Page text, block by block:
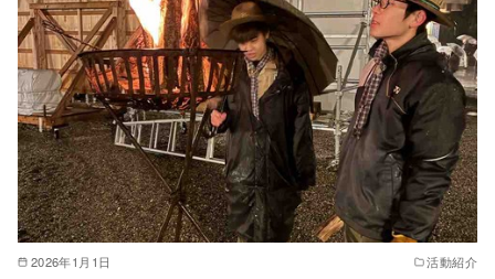
2026年1月1日 活動紹介